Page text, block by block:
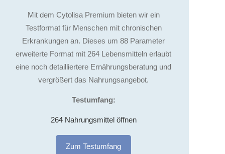
Mit dem Cytolisa Premium bieten wir ein
Testformat für Menschen mit chronischen
Erkrankungen an. Dieses um 88 Parameter
erweiterte Format mit 264 Lebensmitteln erlaubt
eine noch detailliertere Ernährungsberatung und
vergrößert das Nahrungsangebot.
Testumfang:
264 Nahrungsmittel öffnen
Zum Testumfang